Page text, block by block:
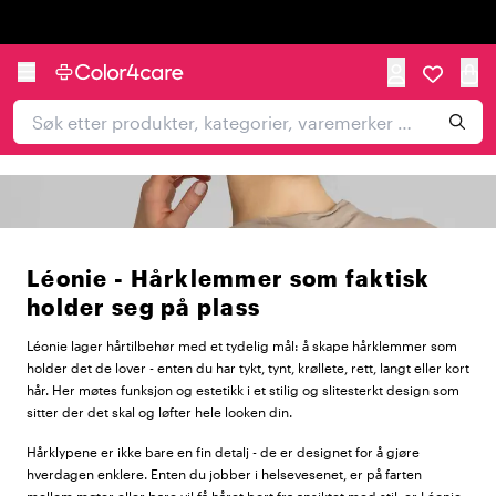
Léonie - Hårklemmer som faktisk
holder seg på plass
Léonie lager hårtilbehør med et tydelig mål: å skape hårklemmer som
holder det de lover - enten du har tykt, tynt, krøllete, rett, langt eller kort
hår. Her møtes funksjon og estetikk i et stilig og slitesterkt design som
sitter der det skal og løfter hele looken din.
Hårklypene er ikke bare en fin detalj - de er designet for å gjøre
hverdagen enklere. Enten du jobber i helsevesenet, er på farten